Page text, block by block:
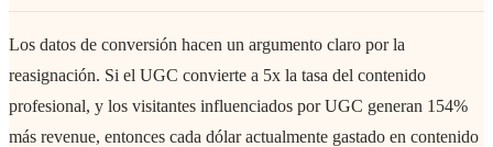
Los datos de conversión hacen un argumento claro por la
reasignación. Si el UGC convierte a 5x la tasa del contenido
profesional, y los visitantes influenciados por UGC generan 154%
más revenue, entonces cada dólar actualmente gastado en contenido